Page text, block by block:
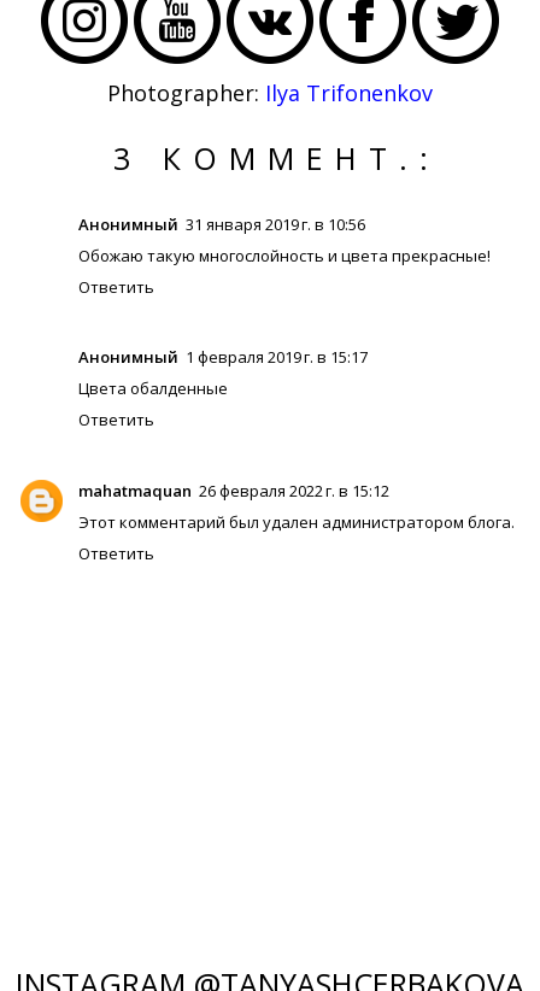
Photographer: Ilya Trifonenkov
3 КОММЕНТ.:
Анонимный 31 января 2019 г. в 10:56
Обожаю такую многослойность и цвета прекрасные!
Ответить
Анонимный 1 февраля 2019 г. в 15:17
Цвета обалденные
Ответить
mahatmaquan 26 февраля 2022 г. в 15:12
Этот комментарий был удален администратором блога.
Ответить